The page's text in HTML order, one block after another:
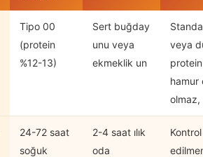
Tipo 00
(protein
%12-13)
Sert buğday
unu veya
ekmeklik un
veya
hamur
24-72 saat
soğuk
2-4 saat ılık
oda
Kontrol